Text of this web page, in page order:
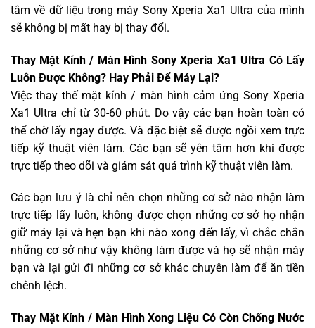
tâm về dữ liệu trong máy Sony Xperia Xa1 Ultra của mình
sẽ không bị mất hay bị thay đổi.
Thay Mặt Kính / Màn Hình Sony Xperia Xa1 Ultra Có Lấy
Luôn Được Không? Hay Phải Để Máy Lại?
Việc thay thế mặt kính / màn hình cảm ứng Sony Xperia
Xa1 Ultra chỉ từ 30-60 phút. Do vậy các bạn hoàn toàn có
thể chờ lấy ngay được. Và đặc biệt sẽ được ngồi xem trực
tiếp kỹ thuật viên làm. Các bạn sẽ yên tâm hơn khi được
trực tiếp theo dõi và giám sát quá trình kỹ thuật viên làm.
Các bạn lưu ý là chỉ nên chọn những cơ sở nào nhận làm
trực tiếp lấy luôn, không được chọn những cơ sở họ nhận
giữ máy lại và hẹn bạn khi nào xong đến lấy, vì chắc chắn
những cơ sở như vậy không làm được và họ sẽ nhận máy
bạn và lại gửi đi những cơ sở khác chuyên làm để ăn tiền
chênh lệch.
Thay Mặt Kính / Màn Hình Xong Liệu Có Còn Chống Nước